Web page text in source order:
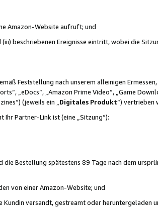
Amazon-Website aufruft; und
beschriebenen Ereignisse eintritt, wobei die
Feststellung nach unserem alleinigen
„eDocs“, „Amazon Prime Video“, „Game
(jeweils ein „ Digitales Produkt“) vertrieben
Partner-Link ist (eine „Sitzung“):
Bestellung spätestens 89 Tage nach dem
von einer Amazon-Website; und
versandt, gestreamt oder heruntergeladen